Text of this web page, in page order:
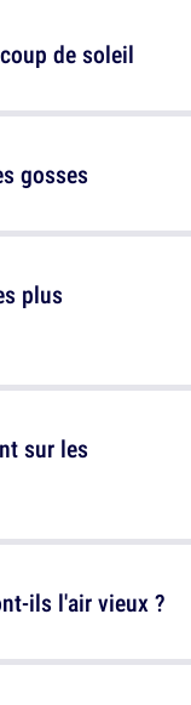
de soleil
plus
ils l'air vieux ?
gosses
sur les